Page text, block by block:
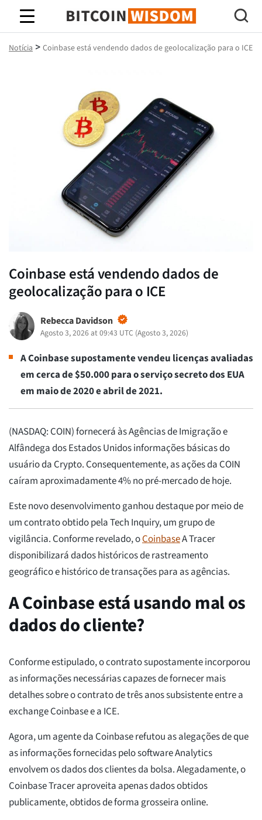
Sabedoria do Bitcoin
Notícia > Coinbase está vendendo dados de geolocalização para o ICE
Coinbase está vendendo dados de
geolocalização para o ICE
Rebecca Davidson
Agosto 3, 2026 at 09:43 UTC (Agosto 3, 2026)
A Coinbase supostamente vendeu licenças avaliadas
em cerca de $50.000 para o serviço secreto dos EUA
em maio de 2020 e abril de 2021.
(NASDAQ: COIN) fornecerá às Agências de Imigração e
Alfândega dos Estados Unidos informações básicas do
usuário da Crypto. Consequentemente, as ações da COIN
caíram aproximadamente 4% no pré-mercado de hoje.
Este novo desenvolvimento ganhou destaque por meio de
um contrato obtido pela Tech Inquiry, um grupo de
vigilância. Conforme revelado, oCoinbaseA Tracer
disponibilizará dados históricos de rastreamento
geográfico e histórico de transações para as agências.
A Coinbase está usando mal os
dados do cliente?
Conforme estipulado, o contrato supostamente incorporou
as informações necessárias capazes de fornecer mais
detalhes sobre o contrato de três anos subsistente entre a
exchange Coinbase e a ICE.
Agora, um agente da Coinbase refutou as alegações de que
as informações fornecidas pelo software Analytics
envolvem os dados dos clientes da bolsa. Alegadamente, o
Coinbase Tracer aproveita apenas dados obtidos
publicamente, obtidos de forma grosseira online.